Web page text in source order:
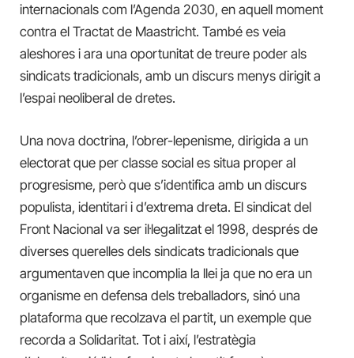
internacionals com l’Agenda 2030, en aquell moment
contra el Tractat de Maastricht. També es veia
aleshores i ara una oportunitat de treure poder als
sindicats tradicionals, amb un discurs menys dirigit a
l’espai neoliberal de dretes.
Una nova doctrina, l’obrer-lepenisme, dirigida a un
electorat que per classe social es situa proper al
progresisme, però que s’identifica amb un discurs
populista, identitari i d’extrema dreta. El sindicat del
Front Nacional va ser il·legalitzat el 1998, després de
diverses querelles dels sindicats tradicionals que
argumentaven que incomplia la llei ja que no era un
organisme en defensa dels treballadors, sinó una
plataforma que recolzava el partit, un exemple que
recorda a Solidaritat. Tot i així, l’estratègia